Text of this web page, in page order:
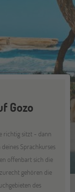
Gozo
richtig sitzt - dann
Sprachkurses
offenbart sich die
gehören die
des